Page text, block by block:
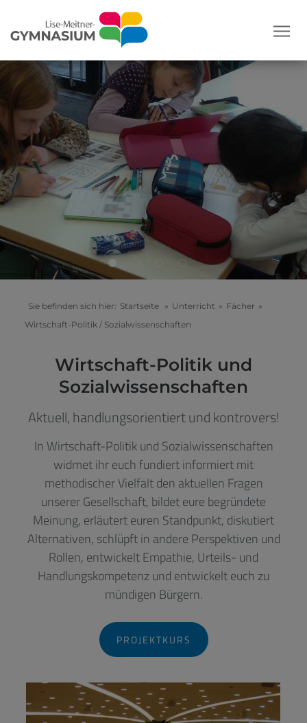
Sie befinden sich hier: Startseite » Unterricht » Fächer »
Wirtschaft-Politik / Sozialwissenschaften
Wirtschaft-Politik und
Sozialwissenschaften
Aktuell, handlungsorientiert und kontrovers!
In Wirtschaft-Politik und Sozialwissenschaften
widmet ihr euch fundiert informiert mit
methodischer Vielfalt den aktuellen Fragen
unserer Gesellschaft, bildet eure begründete
Meinung, erläutert euren Standpunkt, diskutiert
Alternativen, schlüpft in andere Perspektiven und
Rollen, entwickelt Empathie, Urteils- und
Handlungskompetenz und entwickelt euch zu
mündigen Bürgern.
PROJEKTKURS